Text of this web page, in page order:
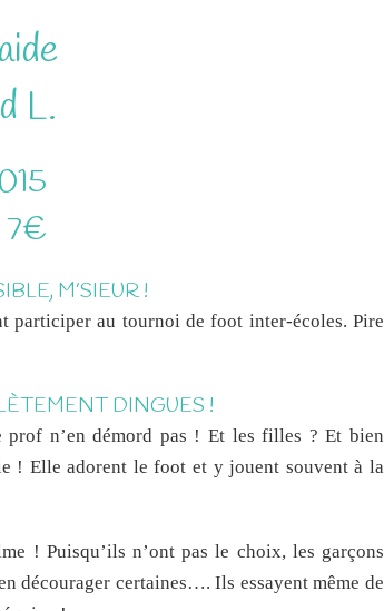
L.
7€
M’SIEUR !
participer au tournoi de foot inter-écoles. Pire
DINGUES !
prof n’en démord pas ! Et les filles ? Et bien
! Elle adorent le foot et y jouent souvent à la
! Puisqu’ils n’ont pas le choix, les garçons
décourager certaines…. Ils essayent même de